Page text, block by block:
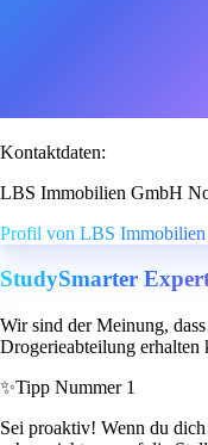
Kontaktdaten:
LBS Immobilien GmbH
Profil von LBS Immobilien
StudySmarter
Wir sind der Meinung,
Drogerieabteilung erhalten
✨Tipp Nummer 1
Sei proaktiv! Wenn du